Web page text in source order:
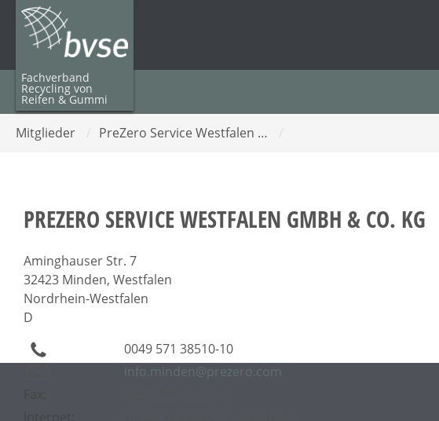
Fachverband
Recycling von
Reifen & Gummi
Mitglieder / PreZero Service Westfalen … /
PREZERO SERVICE WESTFALEN GMBH & CO. KG
Aminghauser Str. 7
32423 Minden, Westfalen
Nordrhein-Westfalen
D
0049 571 38510-10
info.minden@prezero.com